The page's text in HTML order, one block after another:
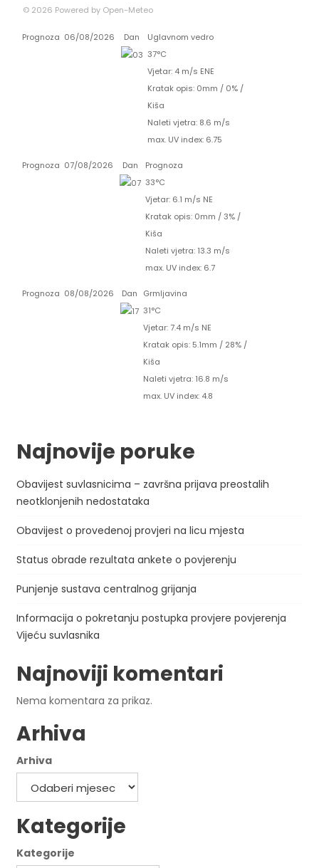
© 2026 Powered by Open-Meteo
Prognoza 06/08/2026 Dan
Uglavnom vedro
37°C
Vjetar: 4 m/s ENE
Kratak opis: 0mm / 0%/
Kiša
Naleti vjetra: 8.6 m/s
max. UV index: 6.75
Prognoza 07/08/2026 Dan
Prognoza
33°C
Vjetar: 6.1 m/s NE
Kratak opis: 0mm /3%/
Kiša
Naleti vjetra: 13.3 m/s
max. UV index: 6.7
Prognoza 08/08/2026 Dan
Grmljavina
31°C
Vjetar: 7.4 m/s NE
Kratak opis: 5.1mm / 28%/
Kiša
Naleti vjetra: 16.8 m/s
max. UV index: 4.8
Najnovije poruke
Obavijest suvlasnicima – završna prijava preostalih
neotklonjenih nedostataka
Obavijest o provedenoj provjeri na licu mjesta
Status obrade rezultata ankete o povjerenju
Punjenje sustava centralnog grijanja
Informacija o pokretanju postupka provjere povjerenja
Vijeću suvlasnika
Najnoviji komentari
Nema komentara za prikaz.
Arhiva
Arhiva
Kategorije
Kategorije